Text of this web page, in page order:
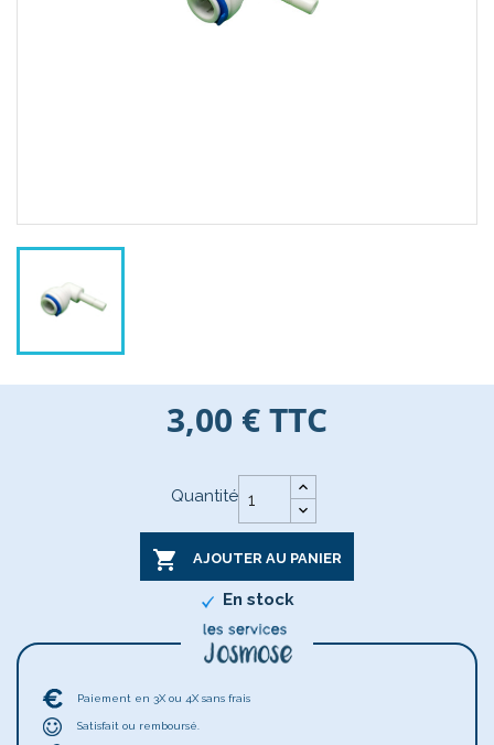
3,00 €TTC
Quantité
 AJOUTER AU PANIER
En stock
Paiement en 3X ou 4X sans frais
Satisfait ou remboursé.